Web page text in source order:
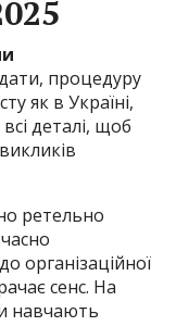
процедуру
як в Україні,
деталі, щоб
ретельно
організаційної
сенс. На
навчають